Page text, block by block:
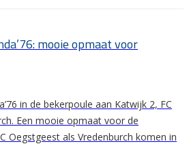
mooie opmaat voor
in de bekerpoule aan Katwijk 2, FC
Een mooie opmaat voor de
Oegstgeest als Vredenburch komen in